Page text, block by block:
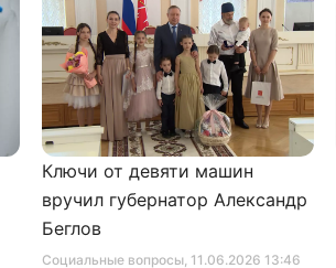
Социальные вопросы, 11.06.2026 13:46
Ключи от девяти машин
вручил губернатор Александр
Беглов